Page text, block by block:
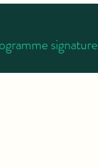
signature